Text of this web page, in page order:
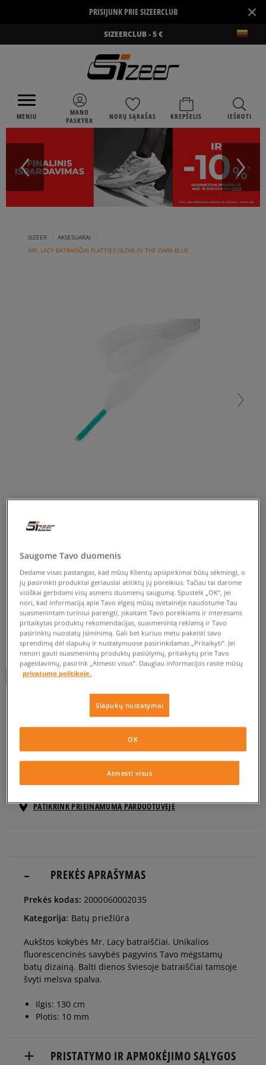
PRISIJUNK PRIE SIZEERCLUB ×
SIZEERCLUB - 5 €
MENIU
MANO
PASKYRA
NORŲ SĄRAŠAS KREPŠELIS IEŠKOTI
SIZEER AKSESUARAI
MR. LACY BATRAIŠČIAI FLATTIES GLOW IN THE DARK BLUE
MR. LACY BATRAIŠČIAI
FLATTIES GLOW IN THE
DARK BLUE
unisex, batų priežiūra
4,99€
+ 5 tšk.SizeerClub
Prekė neprieinama
Jei prekė vėl bus sandėlyje, gausi pranešimą iš mūsų.
ONE SIZE Pranešti man
PATIKRINK PRIEINAMUMĄ PARDUOTUVĖJE
PREKĖS APRAŠYMAS
Prekės kodas: 2000060002035
Kategorija: Batų priežiūra
Aukštos kokybės Mr. Lacy batraiščiai. Unikalios
fluorescencinės savybės pagyvins Tavo mėgstamų
batų dizainą. Balti dienos šviesoje batraiščiai tamsoje
švyti melsva spalva.
Ilgis: 130 cm
Plotis: 10 mm
PRISTATYMO IR APMOKĖJIMO SĄLYGOS
Saugome Tavo duomenis
Dedame visas pastangas, kad mūsų Klientų apsipirkimai būtų sėkmingi, o
jų pasirinkti produktai geriausiai atitiktų jų poreikius. Tačiau tai darome
visiškai gerbdami visų asmens duomenų saugumą. Spustelk „OK“, jei
nori, kad informaciją apie Tavo elgesį mūsų svetainėje naudotume Tau
suasmenintam turiniui parengti, įskaitant Tavo poreikiams ir interesams
pritaikytas produktų rekomendacijas, suasmenintą reklamą ir Tavo
pasirinktų nuostatų įsiminimą. Gali bet kuriuo metu pakeisti savo
sprendimą dėl slapukų ir nustatymuose pasirinkdamas „Pritaikyti“. Jei
nenori gauti suasmenintų produktų pasiūlymų, pritaikytų prie Tavo
pageidavimų, pasirink „Atmesti visus”. Daugiau informacijos rasite mūsų
privatumo politikoje.
Slapukų nustatymai
Atmesti visus
OK